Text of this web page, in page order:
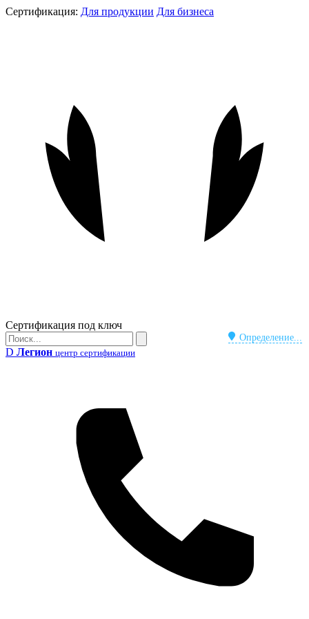
Сертификация: Для продукции Для бизнеса
Бейдж
Сертификация под ключ
Определение...
Поиск
Поиск
D Легион центр сертификации